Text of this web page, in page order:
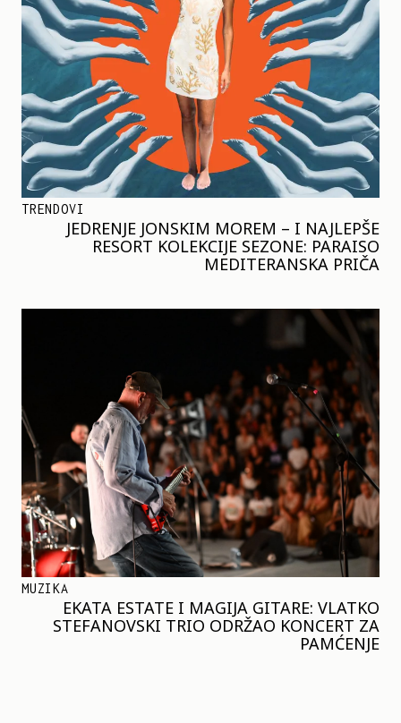
TRENDOVI
JEDRENJE JONSKIM MOREM – I NAJLEPŠE
RESORT KOLEKCIJE SEZONE: PARAISO
MEDITERANSKA PRIČA
MUZIKA
EKATA ESTATE I MAGIJA GITARE: VLATKO
STEFANOVSKI TRIO ODRŽAO KONCERT ZA
PAMĆENJE